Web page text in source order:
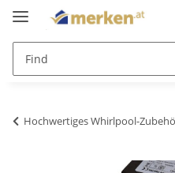
Hochwertiges Whirlpool-